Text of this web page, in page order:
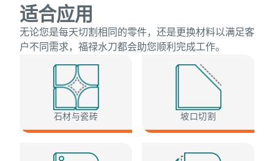
适合应用
无论您是每天切割相同的零件，还是更换材料以满足客
户不同需求，福禄水刀都会助您顺利完成工作。
石材与瓷砖 坡口切割